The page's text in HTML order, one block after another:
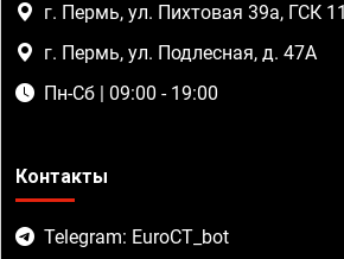
г. Пермь, ул. Пихтовая 39а, ГСК 11
г. Пермь, ул. Подлесная, д. 47А
Пн-Сб | 09:00 - 19:00
Контакты
Telegram: EuroCT_bot